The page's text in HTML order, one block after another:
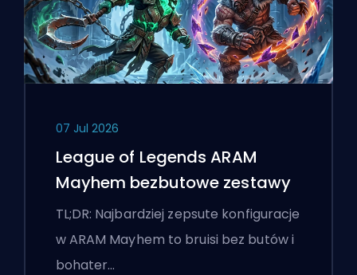
07 Jul 2026
League of Legends ARAM
Mayhem bezbutowe zestawy
TL;DR: Najbardziej zepsute konfiguracje
w ARAM Mayhem to bruisi bez butów i
bohater…